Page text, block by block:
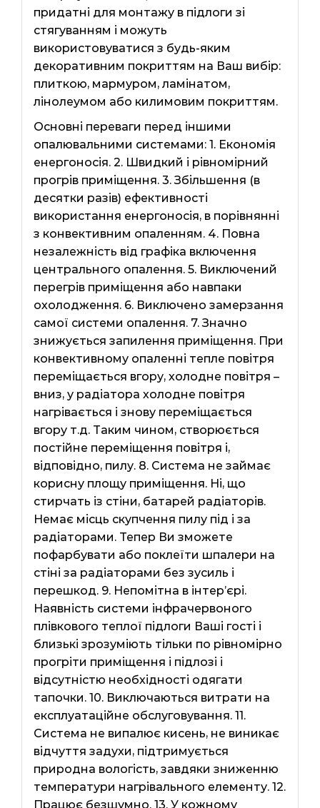
придатні для монтажу в підлоги зі
стягуванням і можуть
використовуватися з будь-яким
декоративним покриттям на Ваш вибір:
плиткою, мармуром, ламінатом,
лінолеумом або килимовим покриттям.
Основні переваги перед іншими
опалювальними системами: 1. Економія
енергоносія. 2. Швидкий і рівномірний
прогрів приміщення. 3. Збільшення (в
десятки разів) ефективності
використання енергоносія, в порівнянні
з конвективним опаленням. 4. Повна
незалежність від графіка включення
центрального опалення. 5. Виключений
перегрів приміщення або навпаки
охолодження. 6. Виключено замерзання
самої системи опалення. 7. Значно
знижується запилення приміщення. При
конвективному опаленні тепле повітря
переміщається вгору, холодне повітря –
вниз, у радіатора холодне повітря
нагрівається і знову переміщається
вгору т.д. Таким чином, створюється
постійне переміщення повітря і,
відповідно, пилу. 8. Система не займає
корисну площу приміщення. Ні, що
стирчать із стіни, батарей радіаторів.
Немає місць скупчення пилу під і за
радіаторами. Тепер Ви зможете
пофарбувати або поклеїти шпалери на
стіні за радіаторами без зусиль і
перешкод. 9. Непомітна в інтер’єрі.
Наявність системи інфрачервоного
плівкового теплої підлоги Ваші гості і
близькі зрозуміють тільки по рівномірно
прогріти приміщення і підлозі і
відсутністю необхідності одягати
тапочки. 10. Виключаються витрати на
експлуатаційне обслуговування. 11.
Система не випалює кисень, не виникає
відчуття задухи, підтримується
природна вологість, завдяки зниженню
температури нагрівального елементу. 12.
Працює безшумно. 13. У кожному